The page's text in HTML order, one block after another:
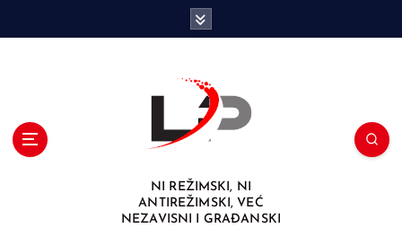
NI REŽIMSKI, NI
ANTIREŽIMSKI, VEĆ
NEZAVISNI I GRAĐANSKI